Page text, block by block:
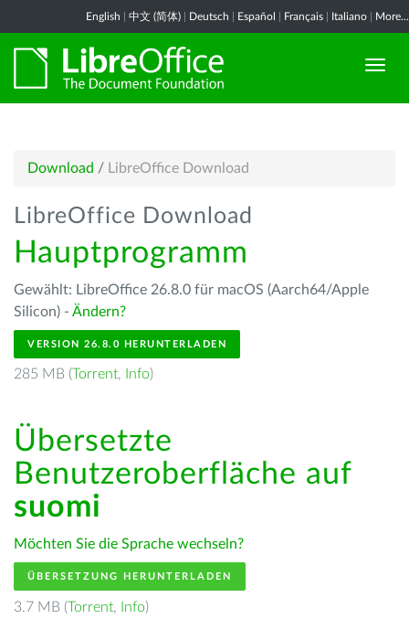
English 中文 (简体) Deutsch Español Français Italiano More...
Download / LibreOffice Download
LibreOffice Download
Hauptprogramm
Gewählt: LibreOffice 26.8.0 für macOS (Aarch64/Apple
Silicon) - Ändern?
VERSION 26.8.0 HERUNTERLADEN
285 MB (Torrent, Info)
Übersetzte
Benutzeroberfläche auf
suomi
Möchten Sie die Sprache wechseln?
ÜBERSETZUNG HERUNTERLADEN
3.7 MB (Torrent, Info)